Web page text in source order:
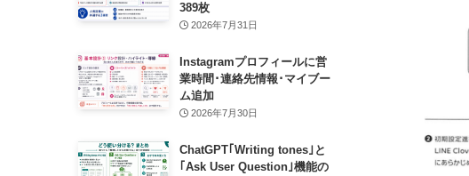
389枚
2026年7月31日
Instagramプロフィールに営
業時間･連絡先情報･マイブー
ム追加
2026年7月30日
ChatGPT｢Writing tones｣と
｢Ask User Question｣機能の